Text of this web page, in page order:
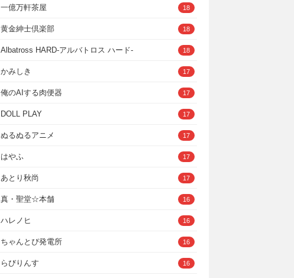
一億万軒茶屋 18
黄金紳士倶楽部 18
Albatross HARD‐アルバトロス ハード‐ 18
かみしき 17
俺のAIする肉便器 17
DOLL PLAY 17
ぬるぬるアニメ 17
はやふ 17
あとり秋尚 17
真・聖堂☆本舗 16
ハレノヒ 16
ちゃんとぴ発電所 16
らびりんす 16